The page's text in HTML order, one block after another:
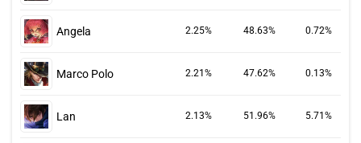
Angela 2.25% 48.63% 0.72%
Marco Polo 2.21% 47.62% 0.13%
Lan 2.13% 51.96% 5.71%